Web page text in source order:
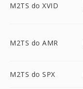
M2TS do XVID
M2TS do AMR
M2TS do SPX